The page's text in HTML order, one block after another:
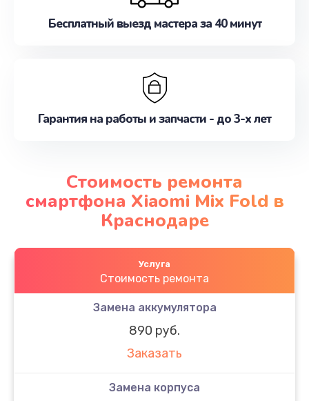
Бесплатный выезд мастера за 40 минут
Гарантия на работы и запчасти - до 3-х лет
Стоимость ремонта
смартфона Xiaomi Mix Fold в
Краснодаре
Услуга
Стоимость ремонта
Замена аккумулятора
890 руб.
Заказать
Замена корпуса